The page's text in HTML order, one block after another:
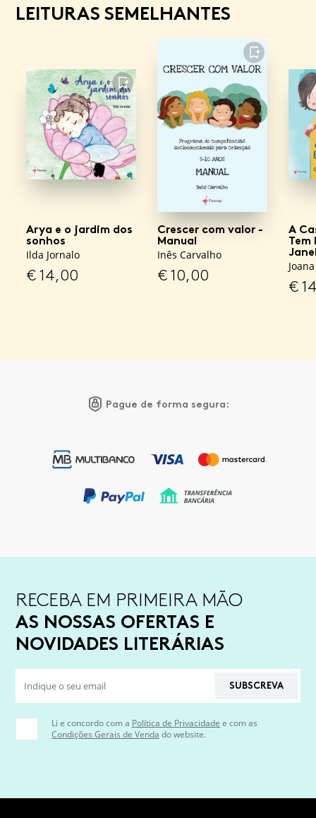
LEITURAS SEMELHANTES
FAVORITO
Arya e o jardim dos
sonhos
Ilda Jornalo
€14,00
FAVORITO
Crescer com valor -
Manual
Inês Carvalho
€10,00
A
Tem
€
Pague de forma segura:
RECEBA EM PRIMEIRA MÃO
AS NOSSAS OFERTAS E
NOVIDADES LITERÁRIAS
SUBSCREVA
Li e concordo com a Política de Privacidade e com as
Condições Gerais de Venda do website.